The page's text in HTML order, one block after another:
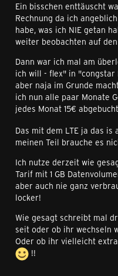
Ein bisschen enttäuscht
Rechnung da ich
habe, was ich NIE getan
weiter beobachten auf
Dann war ich mal am
ich will - flex" in "congstar
aber naja im Grunde
ich nun alle paar Monate
jedes Monat 15€
Das mit dem LTE ja das is
meinen Teil brauche es
Ich nutze derzeit wie
Tarif mit 1 GB
aber auch nie ganz
locker!
Wie gesagt schreibt mal
seit oder ob ihr wechseln
Oder ob ihr vielleicht
!!